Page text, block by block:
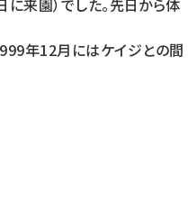
来園）でした。先日から体
年12月にはケイジとの間